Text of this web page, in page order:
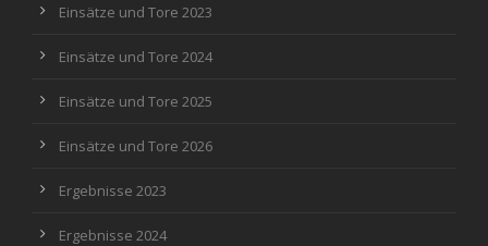
Einsätze und Tore 2023
Einsätze und Tore 2024
Einsätze und Tore 2025
Einsätze und Tore 2026
Ergebnisse 2023
Ergebnisse 2024